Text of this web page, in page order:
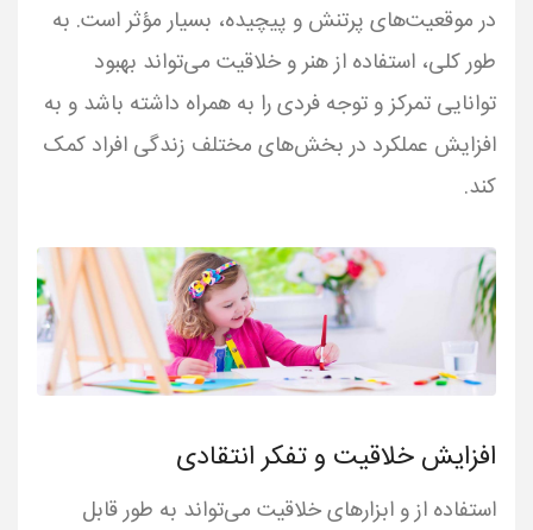
در موقعیت‌های پرتنش و پیچیده، بسیار مؤثر است. به
طور کلی، استفاده از هنر و خلاقیت می‌تواند بهبود
توانایی تمرکز و توجه فردی را به همراه داشته باشد و به
افزایش عملکرد در بخش‌های مختلف زندگی افراد کمک
کند.
افزایش خلاقیت و تفکر انتقادی
استفاده از و ابزارهای خلاقیت می‌تواند به طور قابل